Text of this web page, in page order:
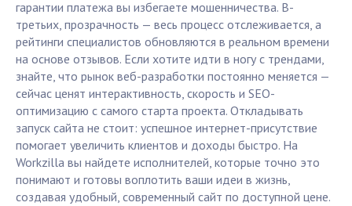
гарантии платежа вы избегаете мошенничества. В-
третьих, прозрачность — весь процесс отслеживается, а
рейтинги специалистов обновляются в реальном времени
на основе отзывов. Если хотите идти в ногу с трендами,
знайте, что рынок веб-разработки постоянно меняется —
сейчас ценят интерактивность, скорость и SEO-
оптимизацию с самого старта проекта. Откладывать
запуск сайта не стоит: успешное интернет-присутствие
помогает увеличить клиентов и доходы быстро. На
Workzilla вы найдете исполнителей, которые точно это
понимают и готовы воплотить ваши идеи в жизнь,
создавая удобный, современный сайт по доступной цене.